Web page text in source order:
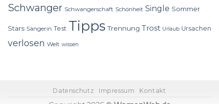
Schwanger Schwangerschaft Schönheit Single Sommer
Stars Sängerin Test Tipps Trennung Trost Urlaub Ursachen
verlosen Welt wissen
Datenschutz Impressum Kontakt